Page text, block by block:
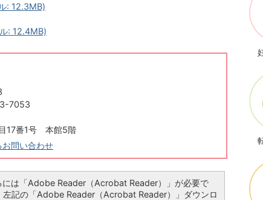
: 12.3MB)
: 12.4MB)
7053
17番1号 本館5階
お問い合わせ
には「Adobe Reader（Acrobat Reader）」が必要で
左記の「Adobe Reader（Acrobat Reader）」ダウンロ